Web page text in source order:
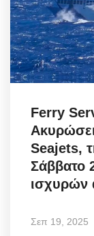
Ferry
Seajets,
Σάββατο
ισχυρών
Σεπ 19, 2025